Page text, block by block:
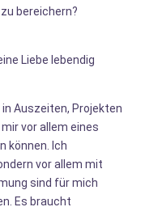
bereichern?
Liebe lebendig
Auszeiten, Projekten
vor allem eines
können. Ich
vor allem mit
sind für mich
Es braucht